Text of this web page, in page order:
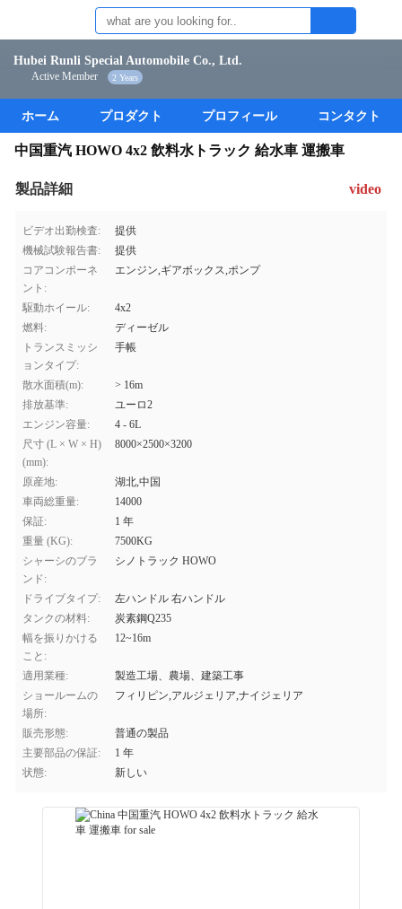
Hubei Runli Special Automobile Co., Ltd.
Active Member 2 Years
ホーム プロダクト プロフィール コンタクト
中国重汽 HOWO 4x2 飲料水トラック 給水車 運搬車
製品詳細 video
ビデオ出勤検査:
提供
機械試験報告書:
提供
コアコンポーネ
ント:
エンジン,ギアボックス,ポンプ
駆動ホイール:
4x2
燃料:
ディーゼル
トランスミッシ
ョンタイプ:
手帳
散水面積(m):
> 16m
排放基準:
ユーロ2
エンジン容量:
4 - 6L
尺寸 (L × W × H)
(mm):
8000×2500×3200
原産地:
湖北,中国
車両総重量:
14000
保証:
1 年
重量 (KG):
7500KG
シャーシのブラ
ンド:
シノトラック HOWO
ドライブタイプ:
左ハンドル 右ハンドル
タンクの材料:
炭素鋼Q235
幅を振りかける
こと:
12~16m
適用業種:
製造工場、農場、建築工事
ショールームの
場所:
フィリピン,アルジェリア,ナイジェリア
販売形態:
普通の製品
主要部品の保証:
1 年
状態:
新しい